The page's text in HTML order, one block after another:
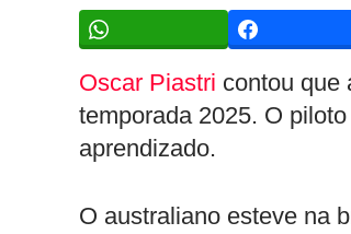
Oscar Piastri contou que
temporada 2025. O
aprendizado.
O australiano esteve na